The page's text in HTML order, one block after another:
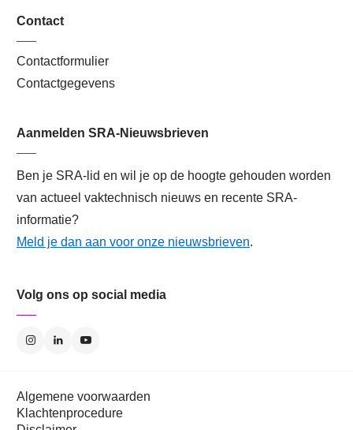
Contact
Contactformulier
Contactgegevens
Aanmelden SRA-Nieuwsbrieven
Ben je SRA-lid en wil je op de hoogte gehouden worden
van actueel vaktechnisch nieuws en recente SRA-
informatie?
Meld je dan aan voor onze nieuwsbrieven.
Volg ons op social media
Algemene voorwaarden
Klachtenprocedure